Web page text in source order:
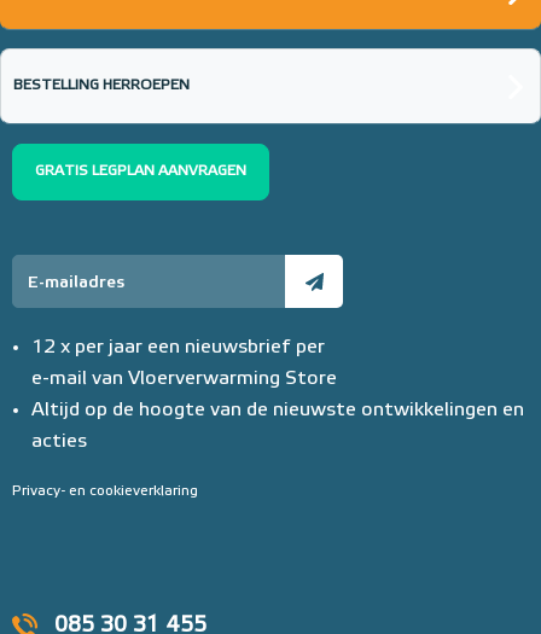
085 30 31 455
BESTELLING HERROEPEN
GRATIS LEGPLAN AANVRAGEN
12 x per jaar een nieuwsbrief per
e-mail van Vloerverwarming Store
Altijd op de hoogte van de nieuwste ontwikkelingen en
acties
Privacy- en cookieverklaring